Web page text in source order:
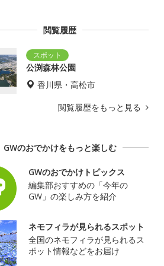
閲覧履歴
公渕森林公園
香川県・高松市
閲覧履歴をもっと見る
GWのおでかけをもっと楽しむ
GWのおでかけトピックス
編集部おすすめの「今年の
GW」の楽しみ方を紹介
ネモフィラが見られるスポット
全国のネモフィラが見られるス
ポット情報などをお届け